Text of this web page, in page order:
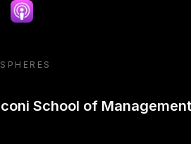
Apple podcast
School of Management